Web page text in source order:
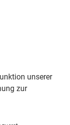
unserer
zur